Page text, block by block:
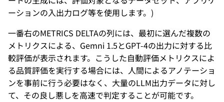
ーションの入出力ログ等を使用します。)
一番右のMETRICS DELTAの列には、最初に選んだ複数の
メトリクスによる、Gemni 1.5とGPT-4の出力に対する比
較評価が表示されます。こうした自動評価メトリクスによ
る品質評価を実行する場合には、人間によるアノテーショ
ンを事前に行う必要はなく、大量のLLM出力データに対し
て、その良し悪しを高速で判定することが可能です。